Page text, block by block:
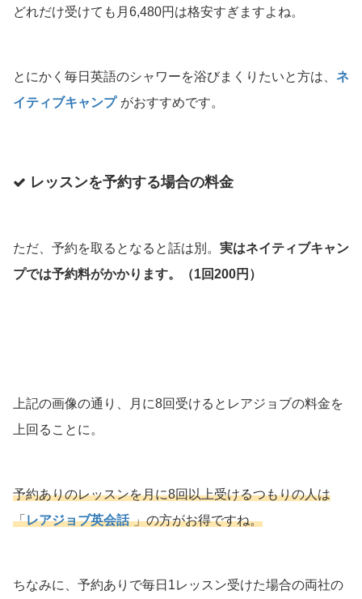
どれだけ受けても月6,480円は格安すぎますよね。
とにかく毎日英語のシャワーを浴びまくりたいと方は、 ネ
イティブキャンプ がおすすめです。
レッスンを予約する場合の料金
ただ、予約を取るとなると話は別。 実はネイティブキャン
プでは予約料がかかります。（1回200円）
上記の画像の通り、月に8回受けるとレアジョブの料金を
上回ることに。
予約ありのレッスンを月に8回以上受けるつもりの人は
「レアジョブ英会話 」の方がお得ですね。
ちなみに、予約ありで毎日1レッスン受けた場合の両社の